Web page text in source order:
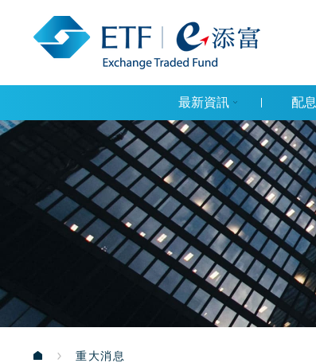
最新資訊 配
重大消息